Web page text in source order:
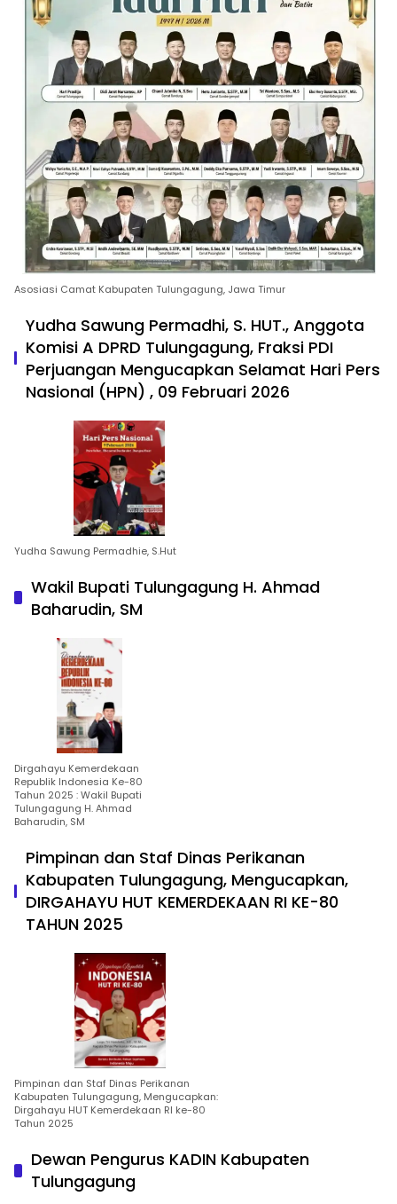
Asosiasi Camat Kabupaten Tulungagung, Jawa Timur
Yudha Sawung Permadhi, S. HUT., Anggota
Komisi A DPRD Tulungagung, Fraksi PDI
Perjuangan Mengucapkan Selamat Hari Pers
Nasional (HPN) , 09 Februari 2026
Yudha Sawung Permadhie, S.Hut
Wakil Bupati Tulungagung H. Ahmad
Baharudin, SM
Dirgahayu Kemerdekaan
Republik Indonesia Ke-80
Tahun 2025 : Wakil Bupati
Tulungagung H. Ahmad
Baharudin, SM
Pimpinan dan Staf Dinas Perikanan
Kabupaten Tulungagung, Mengucapkan,
DIRGAHAYU HUT KEMERDEKAAN RI KE-80
TAHUN 2025
Pimpinan dan Staf Dinas Perikanan
Kabupaten Tulungagung, Mengucapkan:
Dirgahayu HUT Kemerdekaan RI ke-80
Tahun 2025
Dewan Pengurus KADIN Kabupaten
Tulungagung